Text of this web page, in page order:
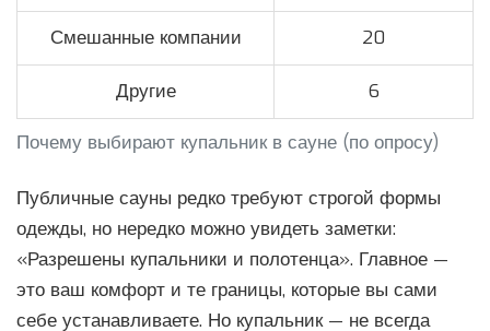
Почему выбирают купальник в сауне (по опросу)
Смешанные компании 20
Другие 6
Публичные сауны редко требуют строгой формы
одежды, но нередко можно увидеть заметки:
«Разрешены купальники и полотенца». Главное —
это ваш комфорт и те границы, которые вы сами
себе устанавливаете. Но купальник — не всегда